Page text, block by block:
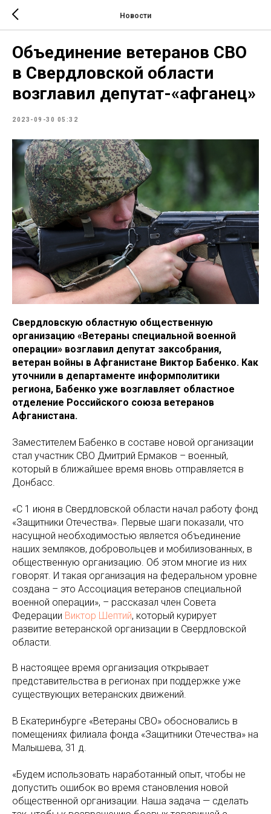
Новости
Объединение ветеранов СВО
в Свердловской области
возглавил депутат-«афганец»
2023-09-30 05:32
Свердловскую областную общественную
организацию «Ветераны специальной военной
операции» возглавил депутат заксобрания,
ветеран войны в Афганистане Виктор Бабенко. Как
уточнили в департаменте информполитики
региона, Бабенко уже возглавляет областное
отделение Российского союза ветеранов
Афганистана.
Заместителем Бабенко в составе новой организации
стал участник СВО Дмитрий Ермаков – военный,
который в ближайшее время вновь отправляется в
Донбасс.
«C 1 июня в Свердловской области начал работу фонд
«Защитники Отечества». Первые шаги показали, что
насущной необходимостью является объединение
наших земляков, добровольцев и мобилизованных, в
общественную организацию. Об этом многие из них
говорят. И такая организация на федеральном уровне
создана – это Ассоциация ветеранов специальной
военной операции», – рассказал член Совета
Федерации Виктор Шептий, который курирует
развитие ветеранской организации в Свердловской
области.
В настоящее время организация открывает
представительства в регионах при поддержке уже
существующих ветеранских движений.
В Екатеринбурге «Ветераны СВО» обосновались в
помещениях филиала фонда «Защитники Отечества» на
Малышева, 31 д.
«Будем использовать наработанный опыт, чтобы не
допустить ошибок во время становления новой
общественной организации. Наша задача — сделать